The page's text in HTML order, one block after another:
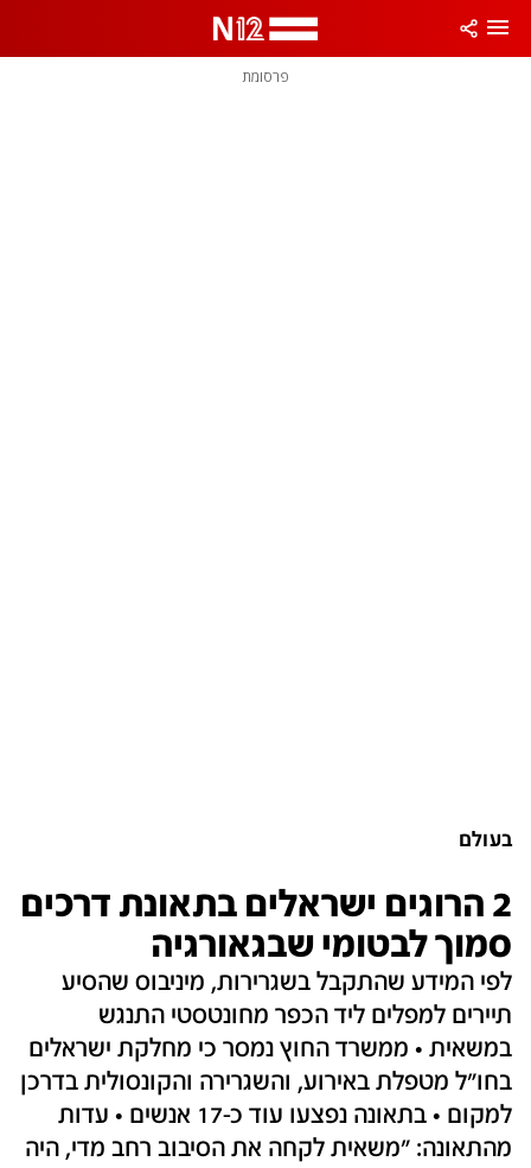
פרסומת
בעולם
2 הרוגים ישראלים בתאונת דרכים
סמוך לבטומי שבגאורגיה
לפי המידע שהתקבל בשגרירות, מיניבוס שהסיע
תיירים למפלים ליד הכפר מחונטסטי התנגש
במשאית • ממשרד החוץ נמסר כי מחלקת ישראלים
בחו"ל מטפלת באירוע, והשגרירה והקונסולית בדרכן
למקום • בתאונה נפצעו עוד כ-17 אנשים • עדות
מהתאונה: "משאית לקחה את הסיבוב רחב מדי, היה